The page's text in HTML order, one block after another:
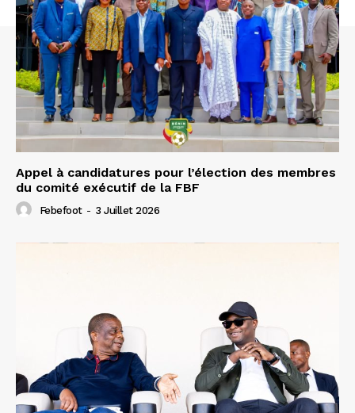
Appel à candidatures pour l’élection des membres
du comité exécutif de la FBF
Febefoot - 3 Juillet 2026